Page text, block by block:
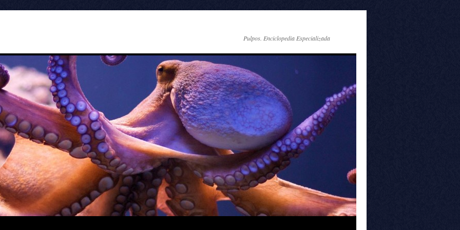
Pulpos. Enciclopedia Especializada